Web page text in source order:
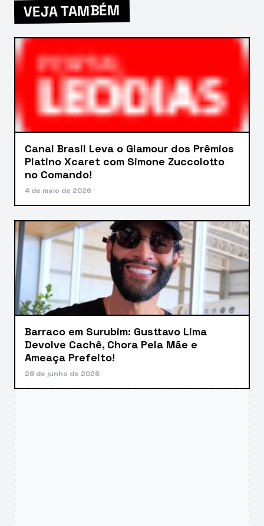
VEJA TAMBÉM
Canal Brasil Leva o Glamour dos Prêmios
Platino Xcaret com Simone Zuccolotto
no Comando!
4 de maio de 2026
Barraco em Surubim: Gusttavo Lima
Devolve Cachê, Chora Pela Mãe e
Ameaça Prefeito!
28 de junho de 2026